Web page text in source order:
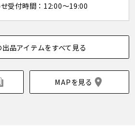
受付時間：12:00～19:00
品アイテムをすべて見る
MAPを見る